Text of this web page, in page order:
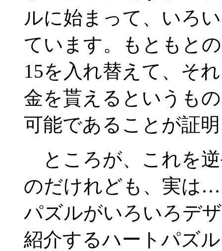
ルに始まって、いろ
ています。もともと
15を入れ替えて、そ
金を貰えるというも
可能であることが証
ところが、これを
のだけれども、実は
パズルがいろいろデ
紹介するハートパズ